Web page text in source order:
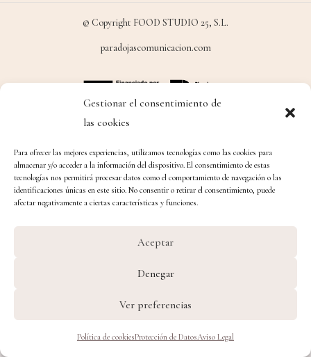
Gestionar el consentimiento de
las cookies
Para ofrecer las mejores experiencias, utilizamos tecnologías como las cookies para
almacenar y/o acceder a la información del dispositivo. El consentimiento de estas
tecnologías nos permitirá procesar datos como el comportamiento de navegación o las
identificaciones únicas en este sitio. No consentir o retirar el consentimiento, puede
afectar negativamente a ciertas características y funciones.
Aceptar
Denegar
Ver preferencias
Política de cookiesProtección de DatosAviso Legal
© Copyright FOOD STUDIO 25, S.L.
paradojascomunicacion.com